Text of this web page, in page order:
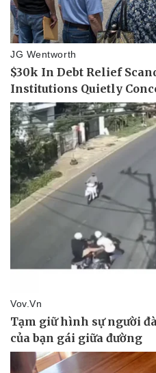
Bóng đá
Lịch thi đấu bóng đá
Thế giới thể thao
eSports
Hậu trường